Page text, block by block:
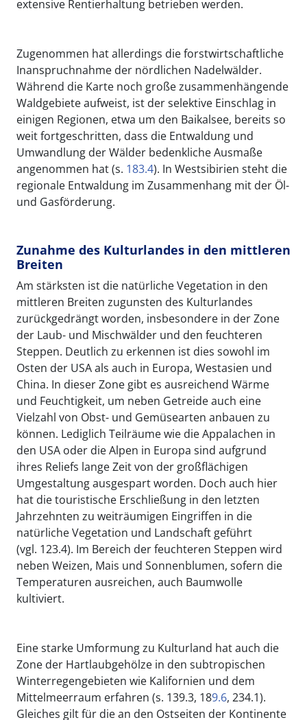
extensive Rentierhaltung betrieben werden.
Zugenommen hat allerdings die forstwirtschaftliche
Inanspruchnahme der nördlichen Nadelwälder.
Während die Karte noch große zusammenhängende
Waldgebiete aufweist, ist der selektive Einschlag in
einigen Regionen, etwa um den Baikalsee, bereits so
weit fortgeschritten, dass die Entwaldung und
Umwandlung der Wälder bedenkliche Ausmaße
angenommen hat (s. 183.4). In Westsibirien steht die
regionale Entwaldung im Zusammenhang mit der Öl-
und Gasförderung.
Zunahme des Kulturlandes in den mittleren
Breiten
Am stärksten ist die natürliche Vegetation in den
mittleren Breiten zugunsten des Kulturlandes
zurückgedrängt worden, insbesondere in der Zone
der Laub- und Mischwälder und den feuchteren
Steppen. Deutlich zu erkennen ist dies sowohl im
Osten der USA als auch in Europa, Westasien und
China. In dieser Zone gibt es ausreichend Wärme
und Feuchtigkeit, um neben Getreide auch eine
Vielzahl von Obst- und Gemüsearten anbauen zu
können. Lediglich Teilräume wie die Appalachen in
den USA oder die Alpen in Europa sind aufgrund
ihres Reliefs lange Zeit von der großflächigen
Umgestaltung ausgespart worden. Doch auch hier
hat die touristische Erschließung in den letzten
Jahrzehnten zu weiträumigen Eingriffen in die
natürliche Vegetation und Landschaft geführt
(vgl. 123.4). Im Bereich der feuchteren Steppen wird
neben Weizen, Mais und Sonnenblumen, sofern die
Temperaturen ausreichen, auch Baumwolle
kultiviert.
Eine starke Umformung zu Kulturland hat auch die
Zone der Hartlaubgehölze in den subtropischen
Winterregengebieten wie Kalifornien und dem
Mittelmeerraum erfahren (s. 139.3, 189.6, 234.1).
Gleiches gilt für die an den Ostseiten der Kontinente